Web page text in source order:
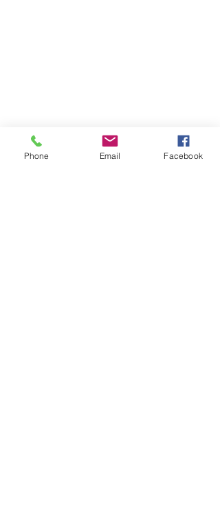
Phone Email Facebook